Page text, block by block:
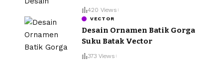
420 Views
VECTOR
Desain Ornamen Batik Gorga
Suku Batak Vector
373 Views